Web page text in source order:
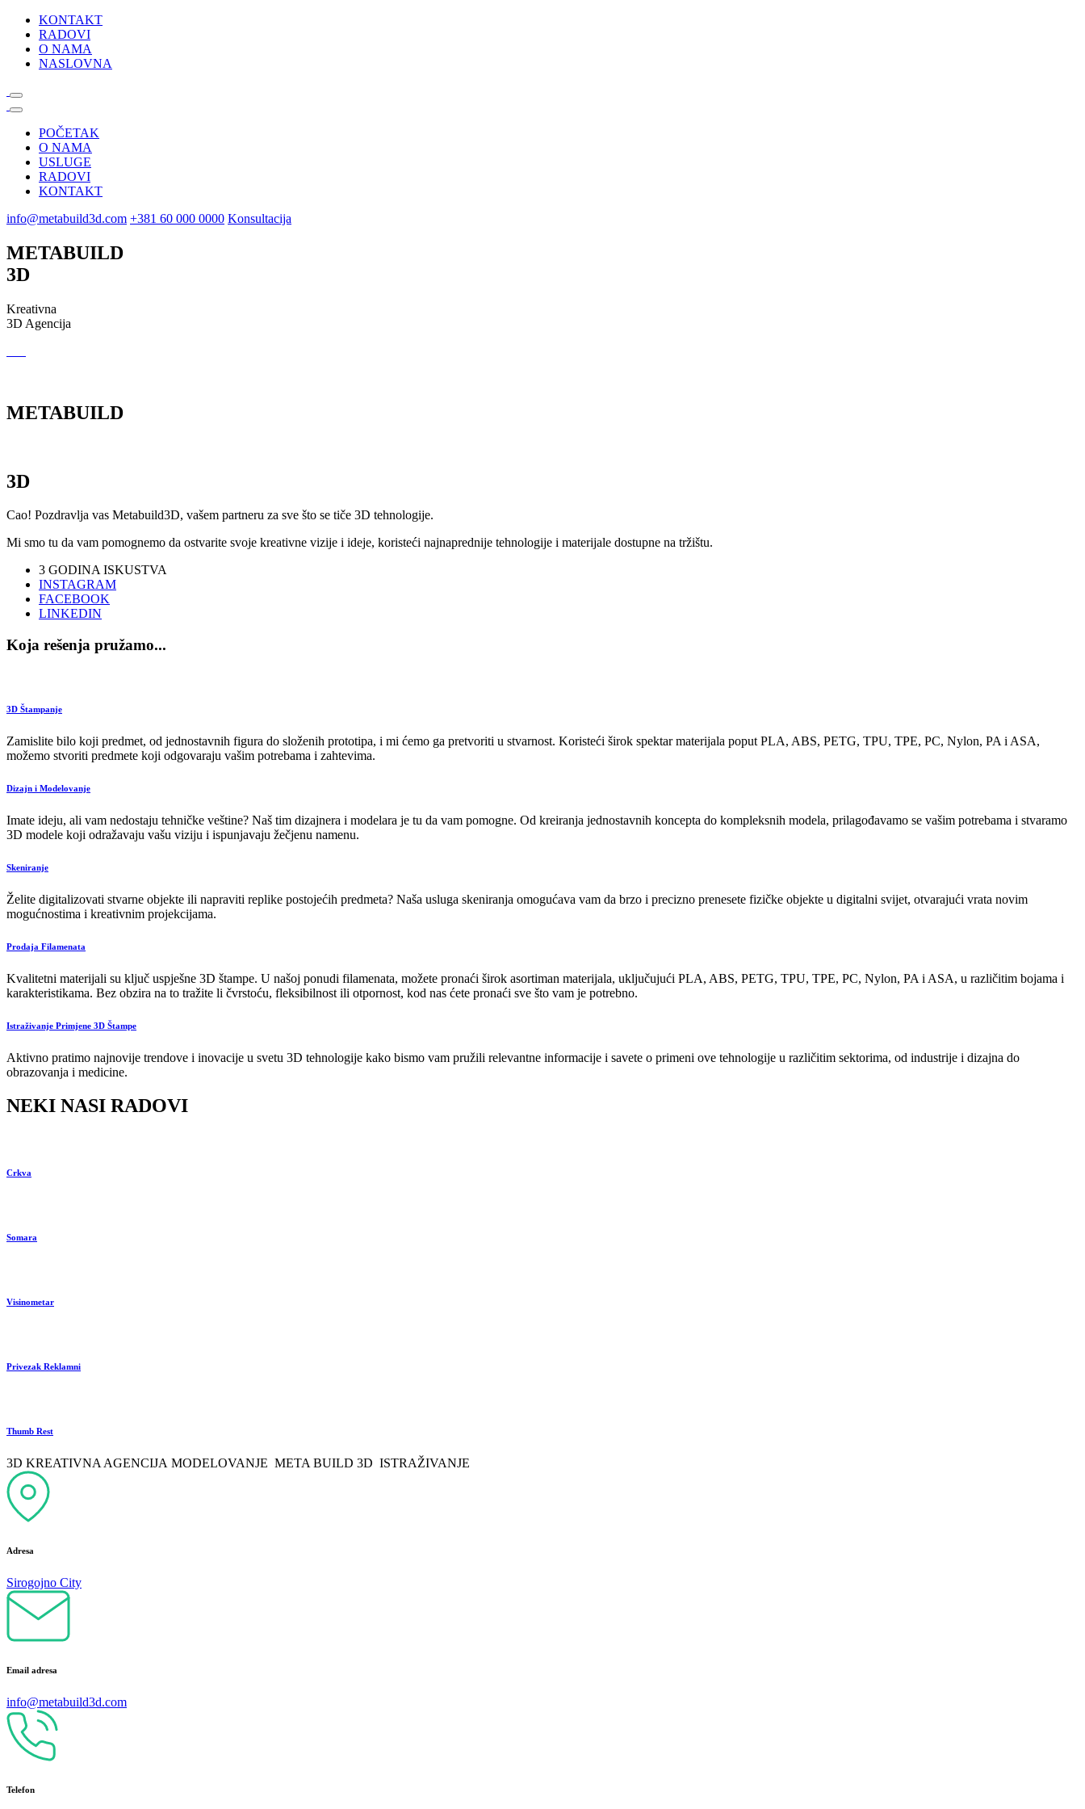
KONTAKT
RADOVI
O NAMA
NASLOVNA
POČETAK
O NAMA
USLUGE
RADOVI
KONTAKT
info@metabuild3d.com +381 60 000 0000 Konsultacija
METABUILD
3D
Kreativna
3D Agencija
METABUILD
3D
Cao! Pozdravlja vas Metabuild3D, vašem partneru za sve što se tiče 3D tehnologije.
Mi smo tu da vam pomognemo da ostvarite svoje kreativne vizije i ideje, koristeći najnaprednije tehnologije i materijale dostupne na tržištu.
3 GODINA ISKUSTVA
INSTAGRAM
FACEBOOK
LINKEDIN
Koja rešenja pružamo...
3D Štampanje
Zamislite bilo koji predmet, od jednostavnih figura do složenih prototipa, i mi ćemo ga pretvoriti u stvarnost. Koristeći širok spektar materijala poput PLA, ABS, PETG, TPU, TPE, PC, Nylon, PA i ASA,
možemo stvoriti predmete koji odgovaraju vašim potrebama i zahtevima.
Dizajn i Modelovanje
Imate ideju, ali vam nedostaju tehničke veštine? Naš tim dizajnera i modelara je tu da vam pomogne. Od kreiranja jednostavnih koncepta do kompleksnih modela, prilagođavamo se vašim potrebama i stvaramo
3D modele koji odražavaju vašu viziju i ispunjavaju žečjenu namenu.
Skeniranje
Želite digitalizovati stvarne objekte ili napraviti replike postojećih predmeta? Naša usluga skeniranja omogućava vam da brzo i precizno prenesete fizičke objekte u digitalni svijet, otvarajući vrata novim
mogućnostima i kreativnim projekcijama.
Prodaja Filamenata
Kvalitetni materijali su ključ uspješne 3D štampe. U našoj ponudi filamenata, možete pronaći širok asortiman materijala, uključujući PLA, ABS, PETG, TPU, TPE, PC, Nylon, PA i ASA, u različitim bojama i
karakteristikama. Bez obzira na to tražite li čvrstoću, fleksibilnost ili otpornost, kod nas ćete pronaći sve što vam je potrebno.
Istraživanje Primjene 3D Štampe
Aktivno pratimo najnovije trendove i inovacije u svetu 3D tehnologije kako bismo vam pružili relevantne informacije i savete o primeni ove tehnologije u različitim sektorima, od industrije i dizajna do
obrazovanja i medicine.
NEKI NASI RADOVI
Crkva
Somara
Visinometar
Privezak Reklamni
Thumb Rest
3D KREATIVNA AGENCIJA MODELOVANJE META BUILD 3D ISTRAŽIVANJE
Adresa
Sirogojno City
Email adresa
info@metabuild3d.com
Telefon